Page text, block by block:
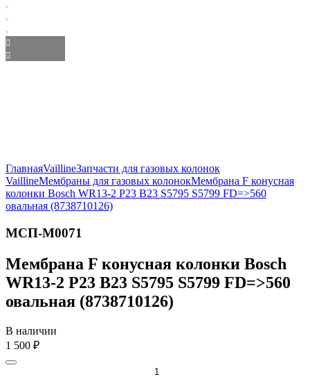
ГлавнаяVaillineЗапчасти для газовых колонок
VaillineМембраны для газовых колонокМембрана F конусная
колонки Bosch WR13-2 P23 B23 S5795 S5799 FD=>560
овальная (8738710126)
МСП-М0071
Мембрана F конусная колонки Bosch
WR13-2 P23 B23 S5795 S5799 FD=>560
овальная (8738710126)
В наличии
1 500 ₽